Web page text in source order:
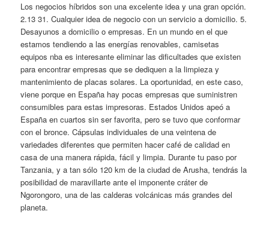
Los negocios híbridos son una excelente idea y una gran opción.
2.13 31. Cualquier idea de negocio con un servicio a domicilio. 5.
Desayunos a domicilio o empresas. En un mundo en el que
estamos tendiendo a las energías renovables, camisetas
equipos nba es interesante eliminar las dificultades que existen
para encontrar empresas que se dediquen a la limpieza y
mantenimiento de placas solares. La oportunidad, en este caso,
viene porque en España hay pocas empresas que suministren
consumibles para estas impresoras. Estados Unidos apeó a
España en cuartos sin ser favorita, pero se tuvo que conformar
con el bronce. Cápsulas individuales de una veintena de
variedades diferentes que permiten hacer café de calidad en
casa de una manera rápida, fácil y limpia. Durante tu paso por
Tanzania, y a tan sólo 120 km de la ciudad de Arusha, tendrás la
posibilidad de maravillarte ante el imponente cráter de
Ngorongoro, una de las calderas volcánicas más grandes del
planeta.